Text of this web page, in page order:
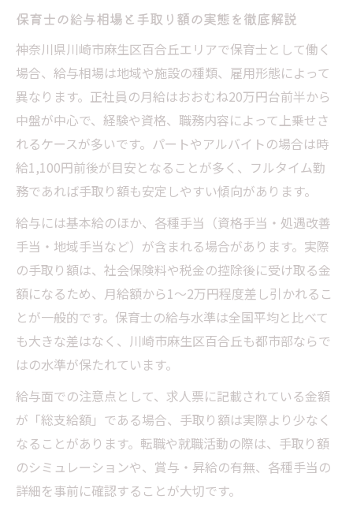
保育士の給与相場と手取り額の実態を徹底解説
神奈川県川崎市麻生区百合丘エリアで保育士として働く
場合、給与相場は地域や施設の種類、雇用形態によって
異なります。正社員の月給はおおむね20万円台前半から
中盤が中心で、経験や資格、職務内容によって上乗せさ
れるケースが多いです。パートやアルバイトの場合は時
給1,100円前後が目安となることが多く、フルタイム勤
務であれば手取り額も安定しやすい傾向があります。
給与には基本給のほか、各種手当（資格手当・処遇改善
手当・地域手当など）が含まれる場合があります。実際
の手取り額は、社会保険料や税金の控除後に受け取る金
額になるため、月給額から1〜2万円程度差し引かれるこ
とが一般的です。保育士の給与水準は全国平均と比べて
も大きな差はなく、川崎市麻生区百合丘も都市部ならで
はの水準が保たれています。
給与面での注意点として、求人票に記載されている金額
が「総支給額」である場合、手取り額は実際より少なく
なることがあります。転職や就職活動の際は、手取り額
のシミュレーションや、賞与・昇給の有無、各種手当の
詳細を事前に確認することが大切です。